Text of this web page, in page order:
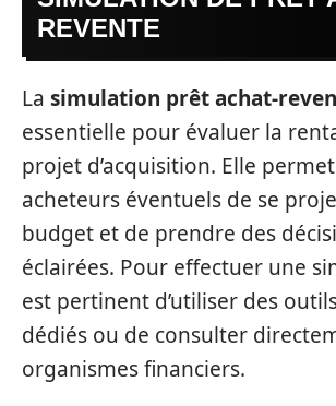
REVENTE
La simulation prêt achat-
essentielle pour évaluer la
projet d’acquisition. Elle
acheteurs éventuels de se
budget et de prendre des
éclairées. Pour effectuer une
est pertinent d’utiliser des
dédiés ou de consulter
organismes financiers.